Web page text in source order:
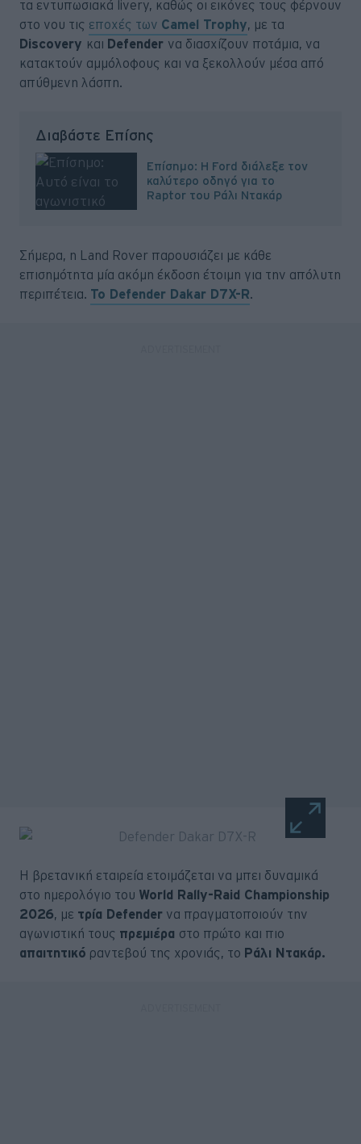
τα εντυπωσιακά livery, καθώς οι εικόνες τους φέρνουν
στο νου τις εποχές των Camel Trophy, με τα
Discovery και Defender να διασχίζουν ποτάμια, να
κατακτούν αμμόλοφους και να ξεκολλούν μέσα από
απύθμενη λάσπη.
Διαβάστε Επίσης
Επίσημο: H Ford διάλεξε τον
καλύτερο οδηγό για το
Raptor του Ράλι Ντακάρ
Σήμερα, η Land Rover παρουσιάζει με κάθε
επισημότητα μία ακόμη έκδοση έτοιμη για την απόλυτη
περιπέτεια. Το Defender Dakar D7X-R.
Η βρετανική εταιρεία ετοιμάζεται να μπει δυναμικά
στο ημερολόγιο του World Rally-Raid Championship
2026, με τρία Defender να πραγματοποιούν την
αγωνιστική τους πρεμιέρα στο πρώτο και πιο
απαιτητικό ραντεβού της χρονιάς, το Ράλι Ντακάρ.